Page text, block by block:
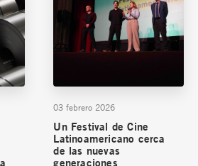
03 febrero 2026
Un Festival de Cine
Latinoamericano cerca
de las nuevas
generaciones